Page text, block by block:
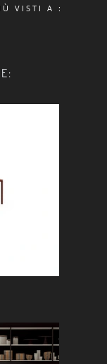
VISTI A :